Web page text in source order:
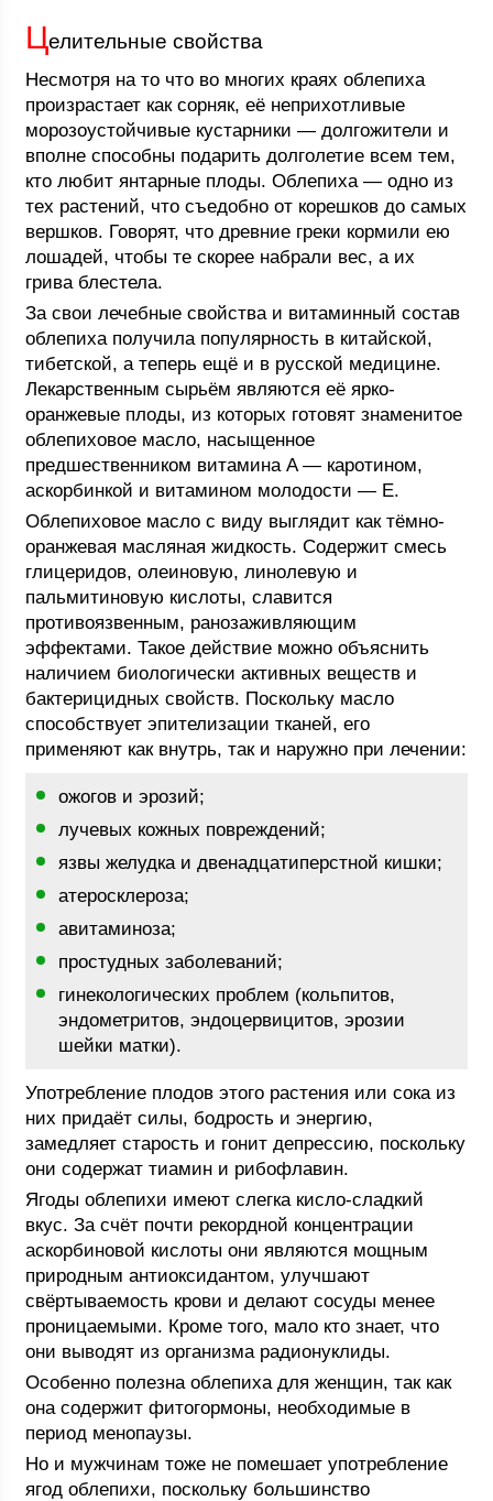
Целительные свойства
Несмотря на то что во многих краях облепиха
произрастает как сорняк, её неприхотливые
морозоустойчивые кустарники — долгожители и
вполне способны подарить долголетие всем тем,
кто любит янтарные плоды. Облепиха — одно из
тех растений, что съедобно от корешков до самых
вершков. Говорят, что древние греки кормили ею
лошадей, чтобы те скорее набрали вес, а их
грива блестела.
За свои лечебные свойства и витаминный состав
облепиха получила популярность в китайской,
тибетской, а теперь ещё и в русской медицине.
Лекарственным сырьём являются её ярко-
оранжевые плоды, из которых готовят знаменитое
облепиховое масло, насыщенное
предшественником витамина A — каротином,
аскорбинкой и витамином молодости — E.
Облепиховое масло с виду выглядит как тёмно-
оранжевая масляная жидкость. Содержит смесь
глицеридов, олеиновую, линолевую и
пальмитиновую кислоты, славится
противоязвенным, ранозаживляющим
эффектами. Такое действие можно объяснить
наличием биологически активных веществ и
бактерицидных свойств. Поскольку масло
способствует эпителизации тканей, его
применяют как внутрь, так и наружно при лечении:
ожогов и эрозий;
лучевых кожных повреждений;
язвы желудка и двенадцатиперстной кишки;
атеросклероза;
авитаминоза;
простудных заболеваний;
гинекологических проблем (кольпитов,
эндометритов, эндоцервицитов, эрозии
шейки матки).
Употребление плодов этого растения или сока из
них придаёт силы, бодрость и энергию,
замедляет старость и гонит депрессию, поскольку
они содержат тиамин и рибофлавин.
Ягоды облепихи имеют слегка кисло-сладкий
вкус. За счёт почти рекордной концентрации
аскорбиновой кислоты они являются мощным
природным антиоксидантом, улучшают
свёртываемость крови и делают сосуды менее
проницаемыми. Кроме того, мало кто знает, что
они выводят из организма радионуклиды.
Особенно полезна облепиха для женщин, так как
она содержит фитогормоны, необходимые в
период менопаузы.
Но и мужчинам тоже не помешает употребление
ягод облепихи, поскольку большинство